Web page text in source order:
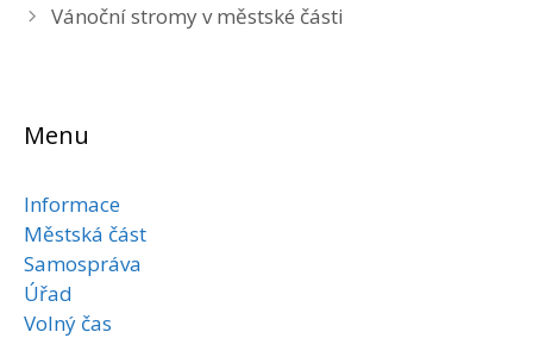
Vánoční stromy v městské části
Menu
Informace
Městská část
Samospráva
Úřad
Volný čas